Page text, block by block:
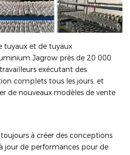
tuyaux et de tuyaux
Jagrow près de 20 000
exécutant des
complets tous les jours, et
de nouveaux modèles de vente
à créer des conceptions
jour de performances pour de